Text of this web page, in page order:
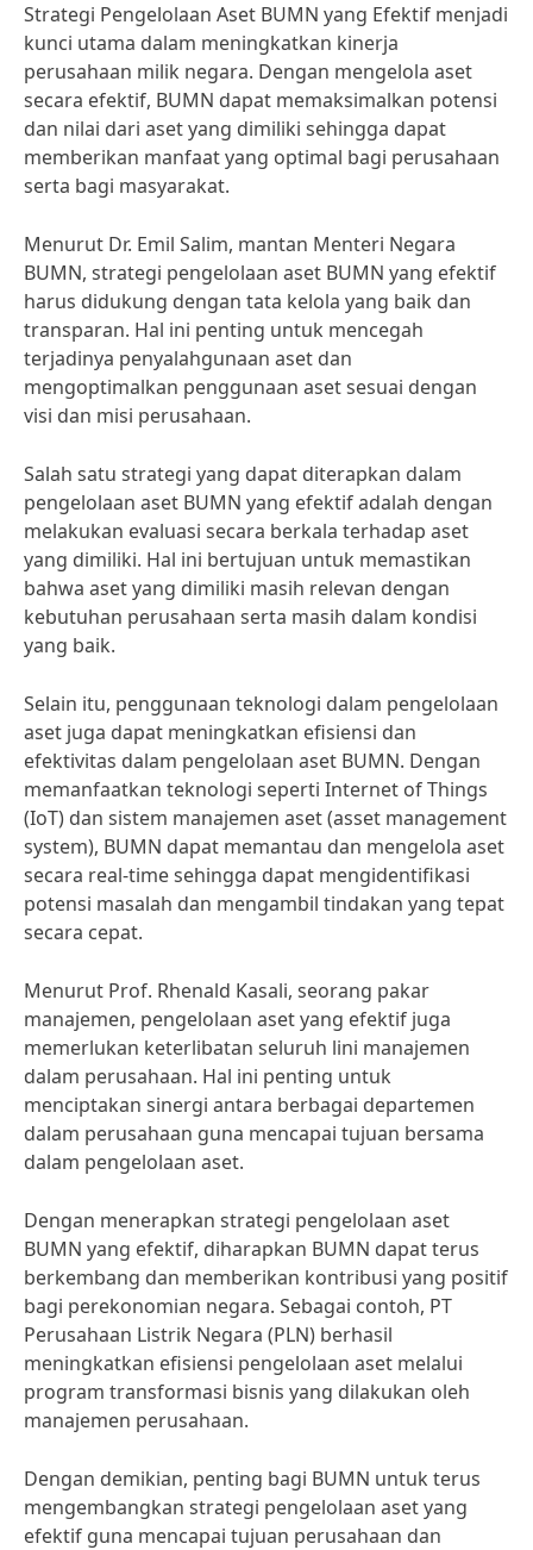
Strategi Pengelolaan Aset BUMN yang Efektif menjadi
kunci utama dalam meningkatkan kinerja
perusahaan milik negara. Dengan mengelola aset
secara efektif, BUMN dapat memaksimalkan potensi
dan nilai dari aset yang dimiliki sehingga dapat
memberikan manfaat yang optimal bagi perusahaan
serta bagi masyarakat.
Menurut Dr. Emil Salim, mantan Menteri Negara
BUMN, strategi pengelolaan aset BUMN yang efektif
harus didukung dengan tata kelola yang baik dan
transparan. Hal ini penting untuk mencegah
terjadinya penyalahgunaan aset dan
mengoptimalkan penggunaan aset sesuai dengan
visi dan misi perusahaan.
Salah satu strategi yang dapat diterapkan dalam
pengelolaan aset BUMN yang efektif adalah dengan
melakukan evaluasi secara berkala terhadap aset
yang dimiliki. Hal ini bertujuan untuk memastikan
bahwa aset yang dimiliki masih relevan dengan
kebutuhan perusahaan serta masih dalam kondisi
yang baik.
Selain itu, penggunaan teknologi dalam pengelolaan
aset juga dapat meningkatkan efisiensi dan
efektivitas dalam pengelolaan aset BUMN. Dengan
memanfaatkan teknologi seperti Internet of Things
(IoT) dan sistem manajemen aset (asset management
system), BUMN dapat memantau dan mengelola aset
secara real-time sehingga dapat mengidentifikasi
potensi masalah dan mengambil tindakan yang tepat
secara cepat.
Menurut Prof. Rhenald Kasali, seorang pakar
manajemen, pengelolaan aset yang efektif juga
memerlukan keterlibatan seluruh lini manajemen
dalam perusahaan. Hal ini penting untuk
menciptakan sinergi antara berbagai departemen
dalam perusahaan guna mencapai tujuan bersama
dalam pengelolaan aset.
Dengan menerapkan strategi pengelolaan aset
BUMN yang efektif, diharapkan BUMN dapat terus
berkembang dan memberikan kontribusi yang positif
bagi perekonomian negara. Sebagai contoh, PT
Perusahaan Listrik Negara (PLN) berhasil
meningkatkan efisiensi pengelolaan aset melalui
program transformasi bisnis yang dilakukan oleh
manajemen perusahaan.
Dengan demikian, penting bagi BUMN untuk terus
mengembangkan strategi pengelolaan aset yang
efektif guna mencapai tujuan perusahaan dan